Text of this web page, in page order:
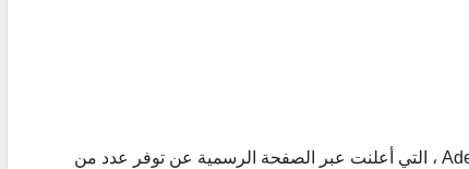
ننشر اعلان عن وظائف شركة أديكو - Adecco jobs ، التي أعلنت عبر الصفحة الرسمية عن توفر عدد من